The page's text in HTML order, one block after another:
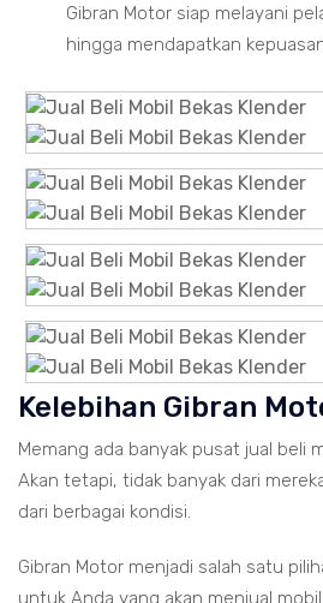
Gibran Motor siap melayani
hingga mendapatkan
Kelebihan Gibran
Memang ada banyak pusat jual beli
Akan tetapi, tidak banyak dari
dari berbagai kondisi.
Gibran Motor menjadi salah satu
untuk Anda yang akan menjual